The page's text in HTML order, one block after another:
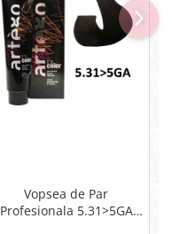
Vopsea de Par
Profesionala 5.31>5GA